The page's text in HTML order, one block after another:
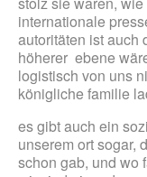
internationale
autoritäten ist auch
höherer ebene
logistisch von uns
königliche familie
es gibt auch ein
unserem ort sogar,
schon gab, und wo